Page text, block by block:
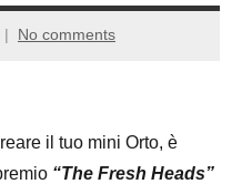
No comments
il tuo mini Orto, è
“The Fresh Heads”